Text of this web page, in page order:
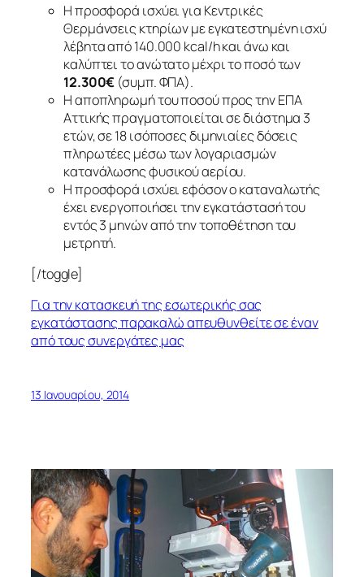
Η προσφορά ισχύει για Κεντρικές
Θερμάνσεις κτηρίων με εγκατεστημένη ισχύ
λέβητα από 140.000 kcal/h και άνω και
καλύπτει το ανώτατο μέχρι το ποσό των
12.300€ (συμπ. ΦΠΑ).
Η αποπληρωμή του ποσού προς την ΕΠΑ
Αττικής πραγματοποιείται σε διάστημα 3
ετών, σε 18 ισόποσες διμηνιαίες δόσεις
πληρωτέες μέσω των λογαριασμών
κατανάλωσης φυσικού αερίου.
Η προσφορά ισχύει εφόσον ο καταναλωτής
έχει ενεργοποιήσει την εγκατάστασή του
εντός 3 μηνών από την τοποθέτηση του
μετρητή.
[/toggle]
Για την κατασκευή της εσωτερικής σας
εγκατάστασης παρακαλώ απευθυνθείτε σε έναν
από τους συνεργάτες μας
13 Ιανουαρίου, 2014